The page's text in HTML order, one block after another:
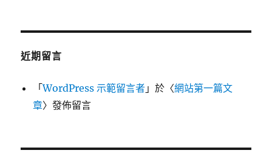
近期留言
「WordPress 示範留言者 」於〈網站第一篇文
章〉發佈留言